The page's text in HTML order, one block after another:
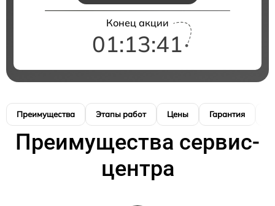
Конец акции
01:13:40
Преимущества Этапы работ Цены Гарантия
Преимущества сервис-
центра